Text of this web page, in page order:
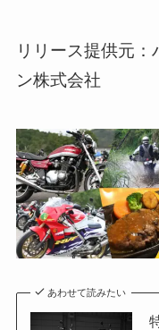
リリース提供元
ン株式会社
あわせて読みたい